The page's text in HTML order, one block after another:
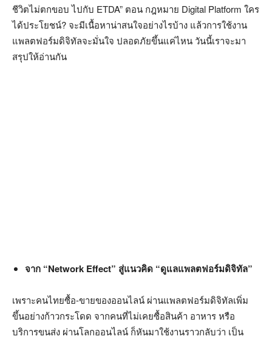
ชีวิตไม่ตกขอบ ไปกับ ETDA” ตอน กฎหมาย Digital Platform ใคร
ได้ประโยชน์? จะมีเนื้อหาน่าสนใจอย่างไรบ้าง แล้วการใช้งาน
แพลตฟอร์มดิจิทัลจะมั่นใจ ปลอดภัยขึ้นแค่ไหน วันนี้เราจะมา
สรุปให้อ่านกัน
จาก “Network Effect” สู่แนวคิด “ดูแลแพลตฟอร์มดิจิทัล”
เพราะคนไทยซื้อ-ขายของออนไลน์ ผ่านแพลตฟอร์มดิจิทัลเพิ่ม
ขึ้นอย่างก้าวกระโดด จากคนที่ไม่เคยซื้อสินค้า อาหาร หรือ
บริการขนส่ง ผ่านโลกออนไลน์ ก็หันมาใช้งานราวกลับว่า เป็น